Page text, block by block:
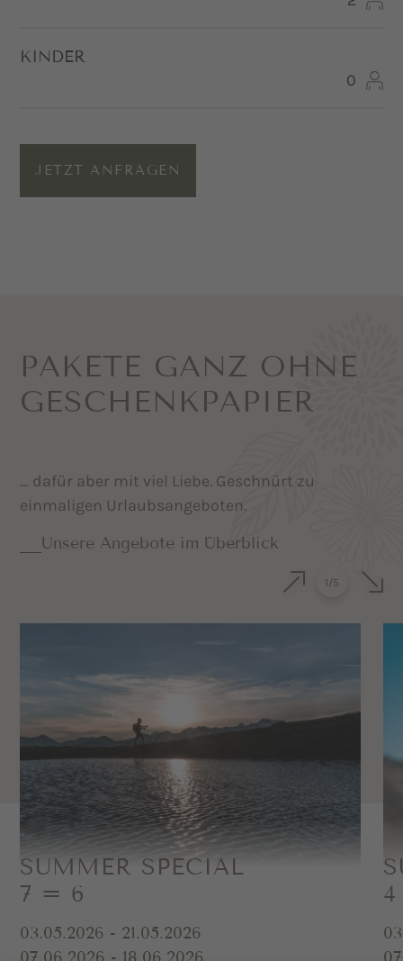
KINDER
JETZT ANFRAGEN
PAKETE GANZ OHNE
GESCHENK­PAPIER
… dafür aber mit viel Liebe. Geschnürt zu
einmaligen Urlaubsangeboten.
Unsere Angebote im Überblick
SUMMER SPECIAL
7 = 6
03.05.2026 - 21.05.2026
1 /5